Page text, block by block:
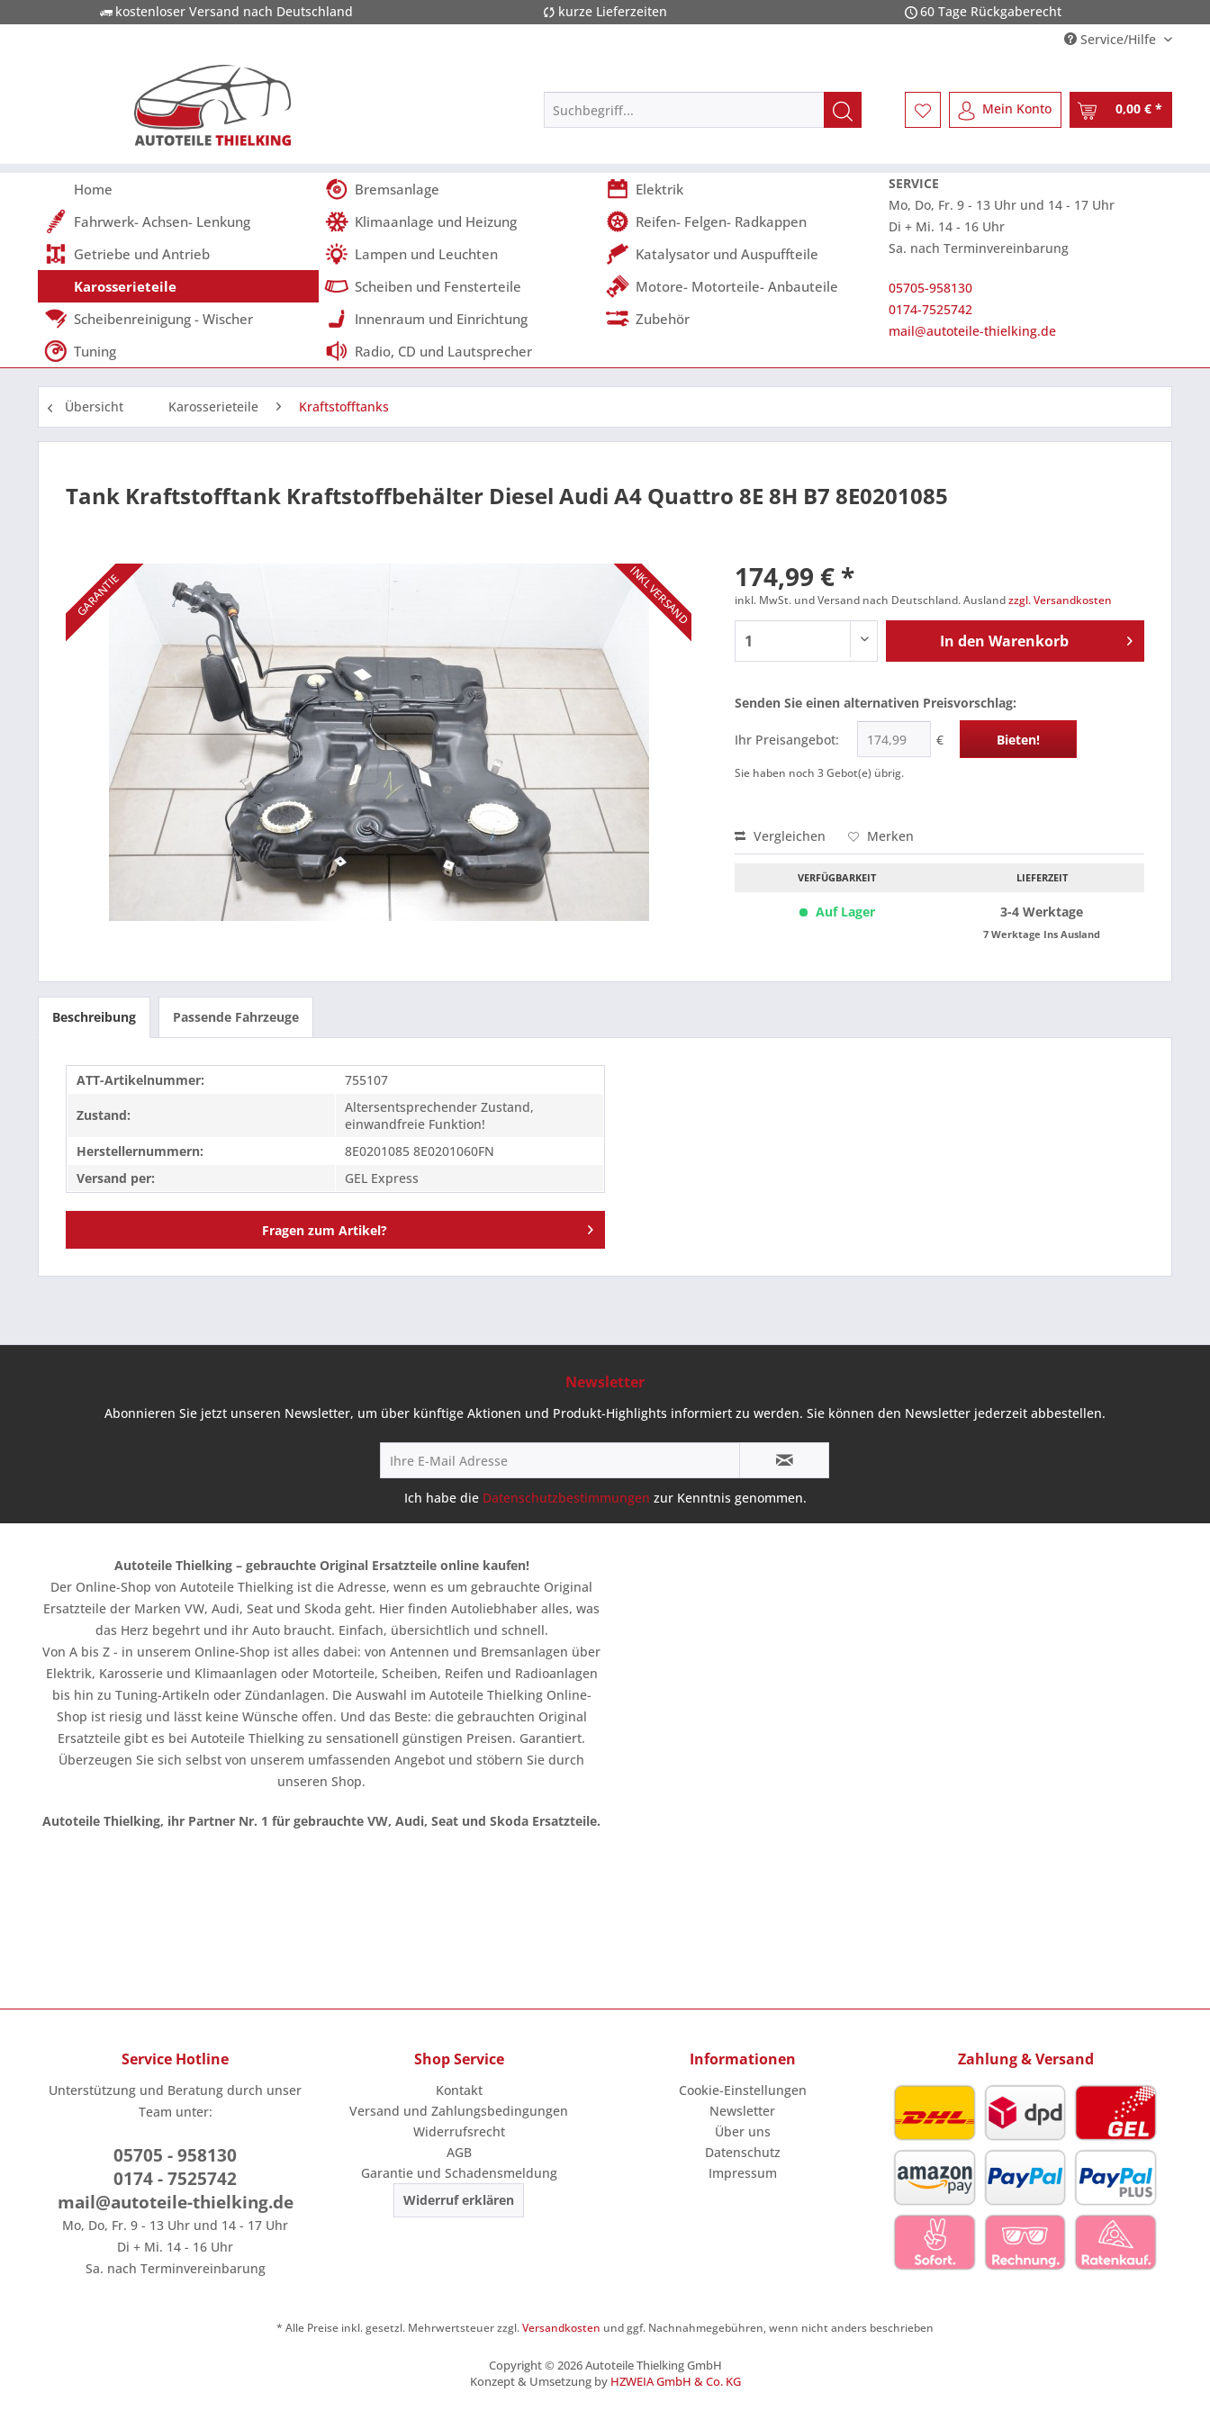
kostenloser Versand nach Deutschland kurze Lieferzeiten
60 Tage Rückgaberecht
Service/Hilfe
Mein Konto 0,00 € *
Home Bremsanlage
Elektrik
Fahrwerk- Achsen- Lenkung
Klimaanlage und Heizung
Reifen- Felgen- Radkappen
Getriebe und Antrieb
Lampen und Leuchten
Katalysator und Auspuffteile
Karosserieteile
Scheiben und Fensterteile
Motore- Motorteile- Anbauteile
Scheibenreinigung - Wischer
Innenraum und Einrichtung
Zubehör
Tuning
Radio, CD und Lautsprecher
SERVICE
Mo, Do, Fr. 9 - 13 Uhr und 14 - 17 Uhr
Di + Mi. 14 - 16 Uhr
Sa. nach Terminvereinbarung
05705-958130
0174-7525742
mail@autoteile-thielking.de
Übersicht Karosserieteile Kraftstofftanks
Tank Kraftstofftank Kraftstoffbehälter Diesel Audi A4 Quattro 8E 8H B7 8E0201085
GARANTIE INKL VERSAND 174,99 € *
inkl. MwSt. und Versand nach Deutschland. Auslandzzgl. Versandkosten
In den Warenkorb
Senden Sie einen alternativen Preisvorschlag:
Ihr Preisangebot: € Bieten!
Sie haben noch 3Gebot(e) übrig.
Vergleichen Merken
VERFÜGBARKEIT
Auf Lager
LIEFERZEIT
3-4 Werktage
7 Werktage Ins Ausland
Beschreibung Passende Fahrzeuge
ATT-Artikelnummer: 755107
Zustand:
Altersentsprechender Zustand,
einwandfreie Funktion!
Herstellernummern:
8E0201085 8E0201060FN
Versand per:
GEL Express
Fragen zum Artikel?
Service Hotline
Unterstützung und Beratung durch unser
Team unter:
05705 - 958130
0174 - 7525742
mail@autoteile-thielking.de
Mo, Do, Fr. 9 - 13 Uhr und 14 - 17 Uhr
Di + Mi. 14 - 16 Uhr
Sa. nach Terminvereinbarung
Shop Service
Kontakt
Versand und Zahlungsbedingungen
Widerrufsrecht
AGB
Garantie und Schadensmeldung
Widerruf erklären
Informationen
Cookie-Einstellungen
Newsletter
Über uns
Datenschutz
Impressum
Zahlung & Versand
Newsletter
Abonnieren Sie jetzt unseren Newsletter, um über künftige Aktionen und Produkt-Highlights informiert zu werden. Sie können den Newsletter jederzeit abbestellen.
Ich habe die Datenschutzbestimmungen zur Kenntnis genommen.
Autoteile Thielking – gebrauchte Original Ersatzteile online kaufen!
Der Online-Shop von Autoteile Thielking ist die Adresse, wenn es um gebrauchte Original
Ersatzteile der Marken VW, Audi, Seat und Skoda geht. Hier finden Autoliebhaber alles, was
das Herz begehrt und ihr Auto braucht. Einfach, übersichtlich und schnell.
Von A bis Z - in unserem Online-Shop ist alles dabei: von Antennen und Bremsanlagen über
Elektrik, Karosserie und Klimaanlagen oder Motorteile, Scheiben, Reifen und Radioanlagen
bis hin zu Tuning-Artikeln oder Zündanlagen. Die Auswahl im Autoteile Thielking Online-
Shop ist riesig und lässt keine Wünsche offen. Und das Beste: die gebrauchten Original
Ersatzteile gibt es bei Autoteile Thielking zu sensationell günstigen Preisen. Garantiert.
Überzeugen Sie sich selbst von unserem umfassenden Angebot und stöbern Sie durch
unseren Shop.
Autoteile Thielking, ihr Partner Nr. 1 für gebrauchte VW, Audi, Seat und Skoda Ersatzteile.
* Alle Preise inkl. gesetzl. Mehrwertsteuer zzgl.Versandkosten und ggf. Nachnahmegebühren, wenn nicht anders beschrieben
Copyright © 2026 Autoteile Thielking GmbH
Konzept & Umsetzung by HZWEIA GmbH & Co. KG